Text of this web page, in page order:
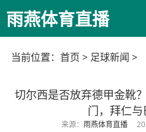
雨燕体育直播
当前位置： 首页 > 足球新闻 >
切尔西是否放弃德甲金靴
门，拜仁
来源： 雨燕体育直播